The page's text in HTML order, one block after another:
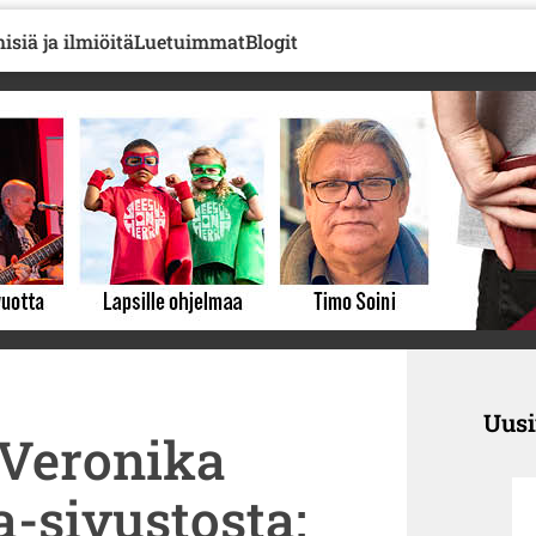
ja ilmiöitäLuetuimmatBlogit
sivustosta: